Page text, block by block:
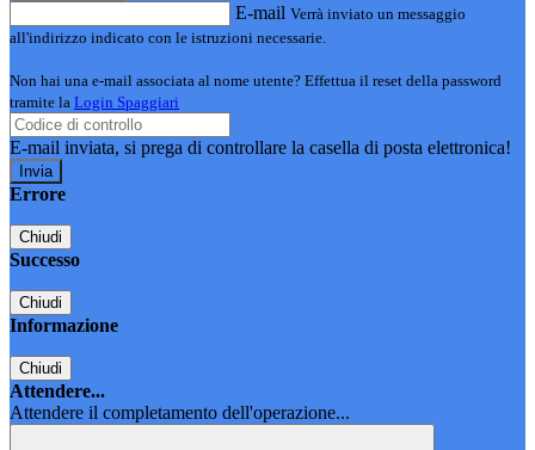
E-mail Verrà inviato un messaggio
all'indirizzo indicato con le istruzioni necessarie.
Non hai una e-mail associata al nome utente? Effettua il reset della password
tramite la Login Spaggiari
E-mail inviata, si prega di controllare la casella di posta elettronica!
Errore
Chiudi
Successo
Chiudi
Informazione
Chiudi
Attendere...
Attendere il completamento dell'operazione...